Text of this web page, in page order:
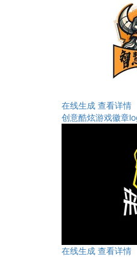
在线生成 查看详情
创意酷炫游戏徽章
在线生成 查看详情